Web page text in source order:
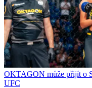
OKTAGON může přijít o
UFC